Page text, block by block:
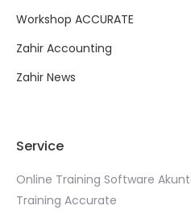
Workshop ACCURATE
Zahir Accounting
Zahir News
Service
Online Training Software
Training Accurate